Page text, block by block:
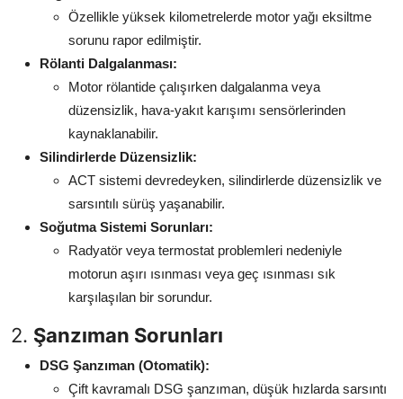
Özellikle yüksek kilometrelerde motor yağı eksiltme
sorunu rapor edilmiştir.
Rölanti Dalgalanması:
Motor rölantide çalışırken dalgalanma veya
düzensizlik, hava-yakıt karışımı sensörlerinden
kaynaklanabilir.
Silindirlerde Düzensizlik:
ACT sistemi devredeyken, silindirlerde düzensizlik ve
sarsıntılı sürüş yaşanabilir.
Soğutma Sistemi Sorunları:
Radyatör veya termostat problemleri nedeniyle
motorun aşırı ısınması veya geç ısınması sık
karşılaşılan bir sorundur.
2. Şanzıman Sorunları
DSG Şanzıman (Otomatik):
Çift kavramalı DSG şanzıman, düşük hızlarda sarsıntı